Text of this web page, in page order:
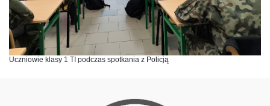
Uczniowie klasy 1 TI podczas spotkania z Policją